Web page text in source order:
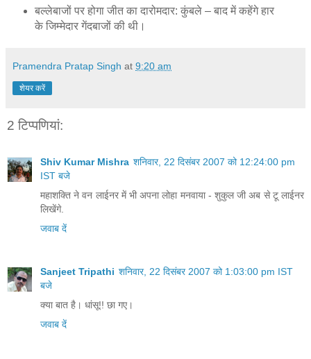
बल्लेबाजों पर होगा जीत का दारोमदार: कुंबले – बाद में कहेंगे हार
के जिम्मेदार गेंदबाजों की थी।
Pramendra Pratap Singh at 9:20 am
शेयर करें
2 टिप्‍पणियां:
Shiv Kumar Mishra शनिवार, 22 दिसंबर 2007 को 12:24:00 pm
IST बजे
महाशक्ति ने वन लाईनर में भी अपना लोहा मनवाया - शुकुल जी अब से टू लाईनर
लिखेंगे.
जवाब दें
Sanjeet Tripathi शनिवार, 22 दिसंबर 2007 को 1:03:00 pm IST
बजे
क्या बात है। धांसू!! छा गए।
जवाब दें